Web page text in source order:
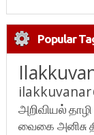
Popular
ilakkuvanar
அறிவியல்
வைகை அனிசு